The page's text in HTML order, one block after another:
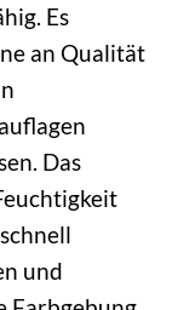
Es
an Qualität
Das
und